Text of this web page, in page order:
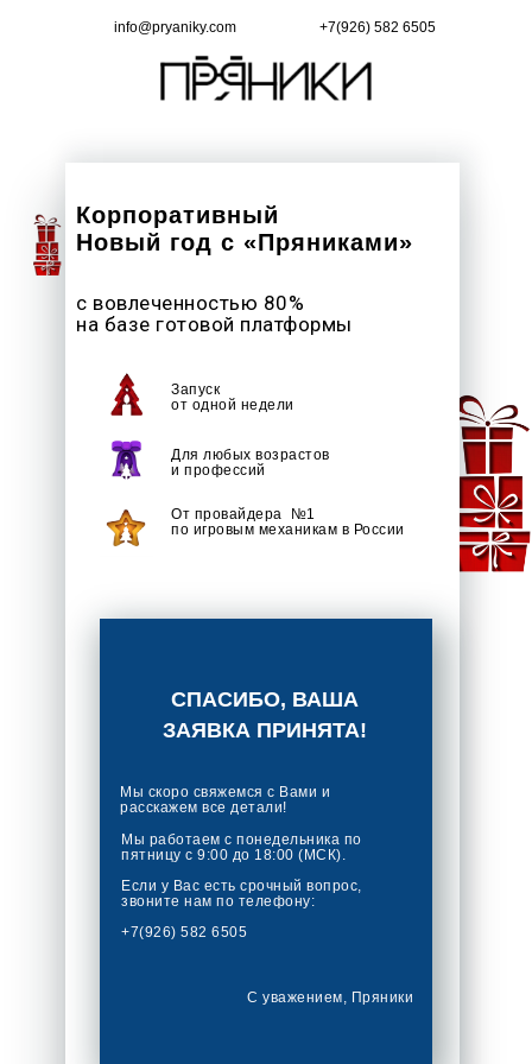
+7(926) 582 6505
info@pryaniky.com
Корпоративный
Новый год с «Пряниками»
с вовлеченностью 80%
на базе готовой платформы
Запуск
от одной недели
Для любых возрастов
и профессий
От провайдера №1
по игровым механикам в России
СПАСИБО, ВАША
ЗАЯВКА ПРИНЯТА!
Мы скоро свяжемся с Вами и
расскажем все детали!
Мы работаем c понедельника по
пятницу с 9:00 до 18:00 (МСК).
Если у Вас есть срочный вопрос,
звоните нам по телефону:
+7(926) 582 6505
С уважением, Пряники